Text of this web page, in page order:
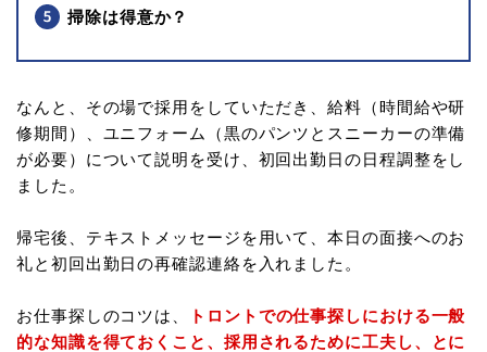
掃除は得意か？
なんと、その場で採用をしていただき、給料（時間給や研
修期間）、ユニフォーム（黒のパンツとスニーカーの準備
が必要）について説明を受け、初回出勤日の日程調整をし
ました。
帰宅後、テキストメッセージを用いて、本日の面接へのお
礼と初回出勤日の再確認連絡を入れました。
お仕事探しのコツは、
トロントでの仕事探しにおける一般
的な知識を得ておくこと、採用されるために工夫し、とに